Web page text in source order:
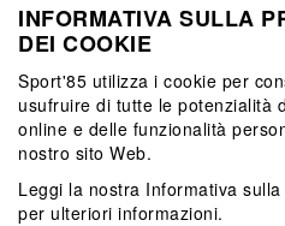
INFORMATIVA SULLA
DEI COOKIE
Sport'85 utilizza i cookie per
usufruire di tutte le potenzialità
online e delle funzionalità
nostro sito Web.
Leggi la nostra Informativa
per ulteriori informazioni.